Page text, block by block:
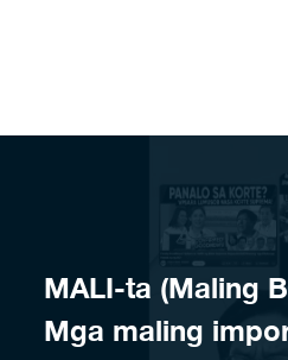
MALI-ta (Maling
Mga maling